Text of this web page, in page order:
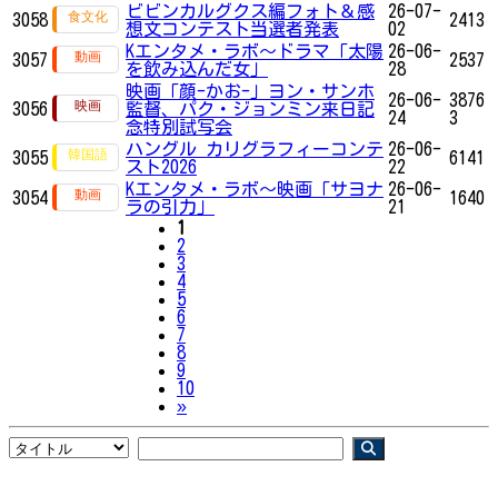
3058
ビビンカルグクス編フォト＆感
想文コンテスト当選者発表
26-07-
02
2413
3057
Kエンタメ・ラボ～ドラマ「太陽
を飲み込んだ女」
26-06-
28
2537
3056
映画「顔-かお-」ヨン・サンホ
監督、パク・ジョンミン来日記
念特別試写会
26-06-
24
3876
3
3055
ハングル カリグラフィーコンテ
スト2026
26-06-
22
6141
3054
Kエンタメ・ラボ～映画「サヨナ
ラの引力」
26-06-
21
1640
1
2
3
4
5
6
7
8
9
10
»Next